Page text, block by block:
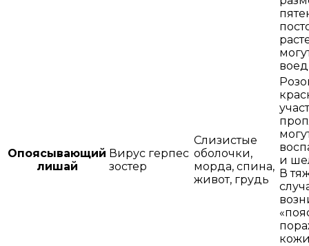
Опоясывающий
лишай
Вирус герпес
зостер
Слизистые
оболочки,
морда, спина,
живот, грудь
и
В